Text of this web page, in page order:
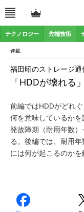
テクノロジー 先端技術
連載
「HDDが壊れる
福田昭のストレージ通
前編ではHDDがどれ
何を意味しているか
発故障期（耐用年数
る。後編では、耐用
には何が起こるのかを